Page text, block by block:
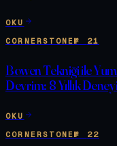
OKU
CORNERSTONE№ 21
Bowen Tekniği ile
Devrim: 8 Yıllık
OKU
CORNERSTONE№ 22